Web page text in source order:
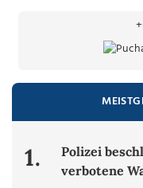
1.
Polizei
verbotene